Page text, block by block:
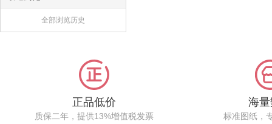
全部浏览历史
正品低价
质保二年，提供13%增值税发票
海
标准图纸，